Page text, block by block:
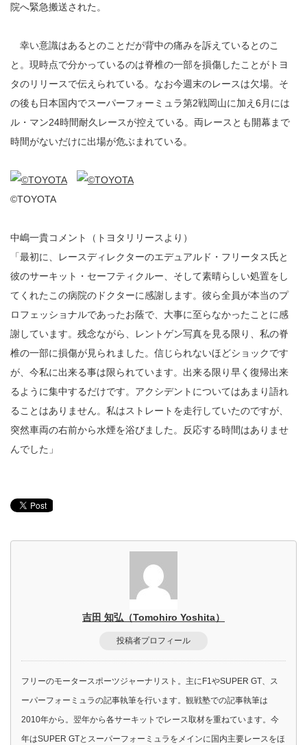
院へ緊急搬送された。
幸い意識はあるとのことだが背中の痛みを訴えているとのこ
と。現時点で分かっているのは脊椎の一部を損傷したことがトヨ
タのリリースで伝えられている。なお今週末のレースは欠場。そ
の後も日本国内でスーパーフォーミュラ第2戦岡山に加え6月には
ル・マン24時間耐久レースが控えている。両レースとも開幕まで
時間がないだけに出場が危ぶまれている。
©TOYOTA
中嶋一貴コメント（トヨタリリースより）
「最初に、レースディレクターのエデュアルド・フリータス氏と
彼のサーキット・セーフティクルー、そして素晴らしい処置をし
てくれたこの病院のドクターに感謝します。彼ら全員が本当のプ
ロフェッショナルであったお蔭で、大事に至らなかったことに感
謝しています。残念ながら、レントゲン写真を見る限り、私の脊
椎の一部に損傷が見られました。信じられないほどショックです
が、今私に出来る事は限られています。出来る限り早く復帰出来
るように集中するだけです。アクシデントについてはあまり語れ
ることはありません。私はストレートを走行していたのですが、
突然車両の右前から水煙を浴びました。反応する時間はありませ
んでした」
吉田 知弘（Tomohiro Yoshita）
投稿者プロフィール
フリーのモータースポーツジャーナリスト。主にF1やSUPER GT、ス
ーパーフォーミュラの記事執筆を行います。観戦塾での記事執筆は
2010年から。翌年から各サーキットでレース取材を重ねています。今
年はSUPER GTとスーパーフォーミュラをメインに国内主要レースをほ